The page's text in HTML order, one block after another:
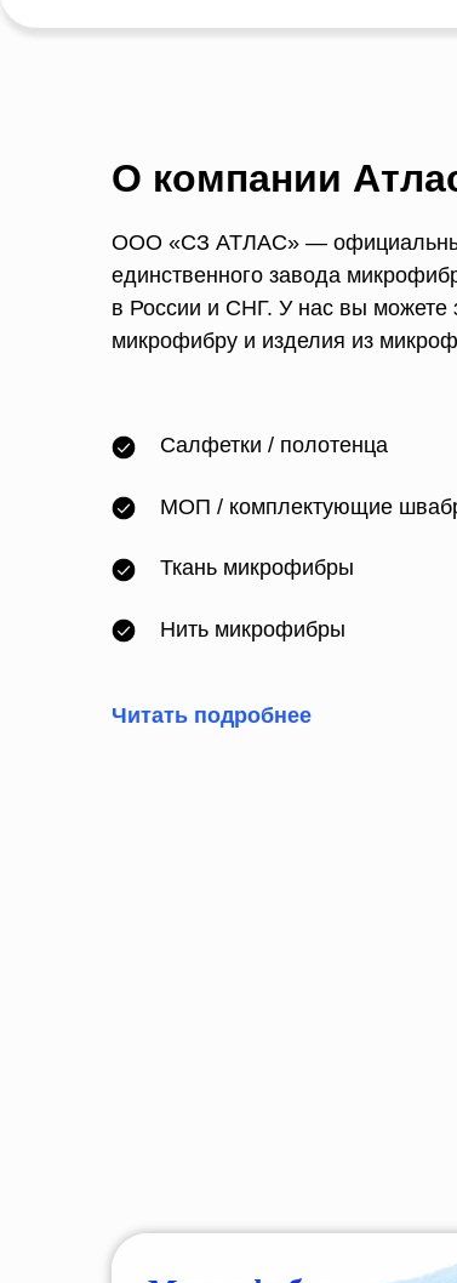
О компании
ООО «СЗ АТЛАС» —
единственного завода
в России и СНГ. У нас вы можете
микрофибру и изделия из
Салфетки / полотенца
МОП / комплектующие
Ткань микрофибры
Нить микрофибры
Читать подробнее